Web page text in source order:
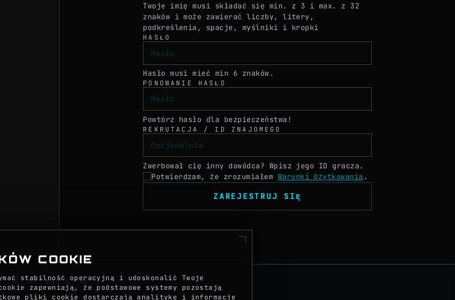
Twoje imię musi składać się min. z 3 i max. z 32
znaków i może zawierać liczby, litery,
podkreślenia, spacje, myślniki i kropki
HASŁO
Hasło musi mieć min 6 znaków.
PONOWANIE HASŁO
Powtórz hasło dla bezpieczeństwa!
REKRUTACJA / ID ZNAJOMEGO
Zwerbował cię inny dowódca? Wpisz jego ID gracza.
Potwierdzam, że zrozumiałem Warunki Użytkowania .
ZAREJESTRUJ SIĘ
COOKIE
stabilność operacyjną i udoskonalić Twoje
zapewniają, że podstawowe systemy pozostają
pliki cookie dostarczają analitykę i informacje